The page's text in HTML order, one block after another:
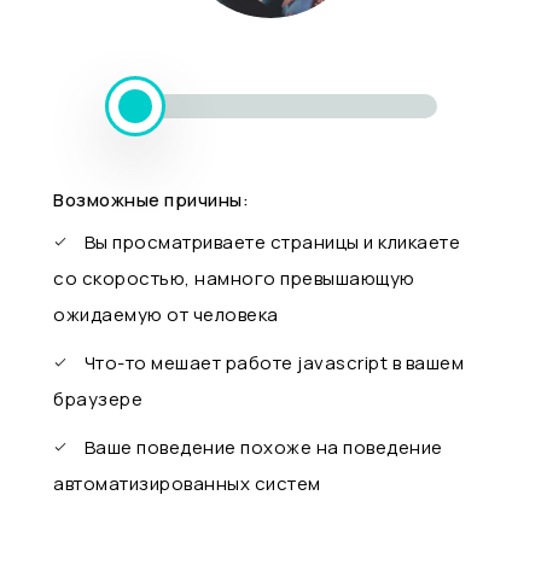
Возможные причины:
Вы просматриваете страницы и кликаете
со скоростью, намного превышающую
ожидаемую от человека
Что-то мешает работе javascript в вашем
браузере
Ваше поведение похоже на поведение
автоматизированных систем